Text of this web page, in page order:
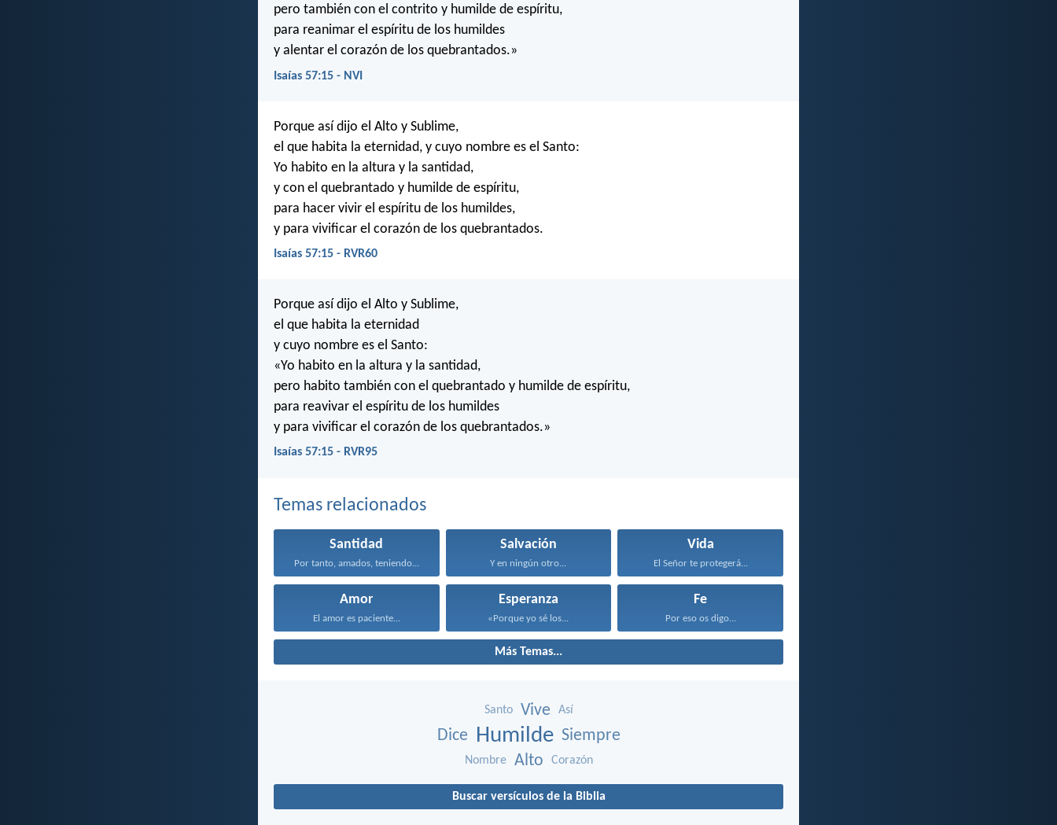
pero también con el contrito y humilde de espíritu,
para reanimar el espíritu de los humildes
y alentar el corazón de los quebrantados.»
Isaías 57:15 - NVI
Porque así dijo el Alto y Sublime,
el que habita la eternidad, y cuyo nombre es el Santo:
Yo habito en la altura y la santidad,
y con el quebrantado y humilde de espíritu,
para hacer vivir el espíritu de los humildes,
y para vivificar el corazón de los quebrantados.
Isaías 57:15 - RVR60
Porque así dijo el Alto y Sublime,
el que habita la eternidad
y cuyo nombre es el Santo:
«Yo habito en la altura y la santidad,
pero habito también con el quebrantado y humilde de espíritu,
para reavivar el espíritu de los humildes
y para vivificar el corazón de los quebrantados.»
Isaías 57:15 - RVR95
Temas relacionados
Santidad
Por tanto, amados, teniendo...
Salvación
Y en ningún otro...
Vida
El Señor te protegerá...
Amor
El amor es paciente...
Esperanza
«Porque yo sé los...
Fe
Por eso os digo...
Más Temas...
Santo Vive Así
Dice Humilde Siempre
Nombre Alto Corazón
Buscar versículos de la Biblia